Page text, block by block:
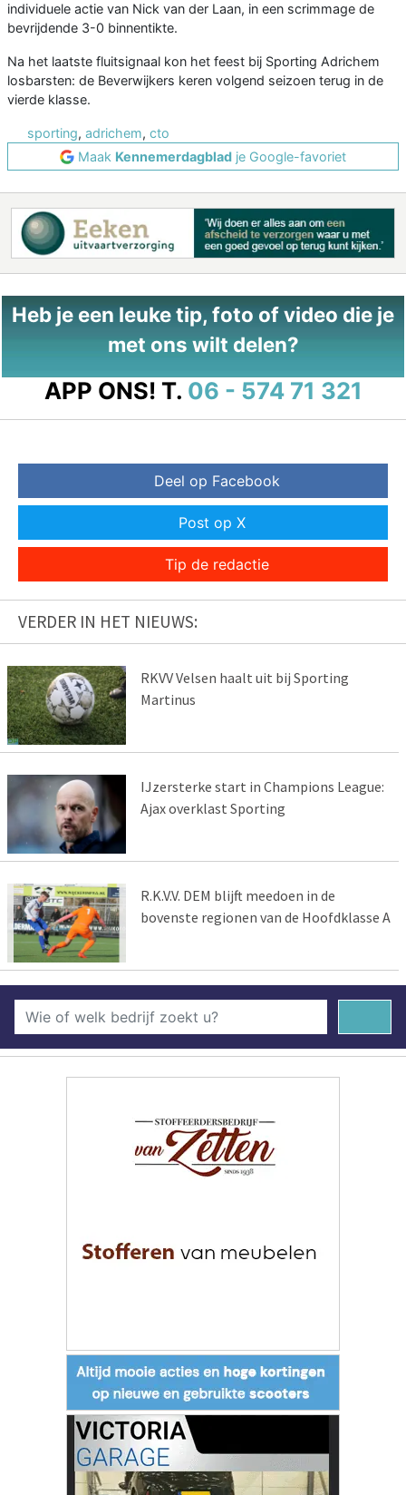
individuele actie van Nick van der Laan, in een scrimmage de
bevrijdende 3-0 binnentikte.
Na het laatste fluitsignaal kon het feest bij Sporting Adrichem
losbarsten: de Beverwijkers keren volgend seizoen terug in de
vierde klasse.
sporting, adrichem, cto
Maak Kennemerdagblad je Google-favoriet
Heb je een leuke tip, foto of video die je
met ons wilt delen?
APP ONS! T. 06 - 574 71 321
Deel op Facebook
Post op X
Tip de redactie
VERDER IN HET NIEUWS:
RKVV Velsen haalt uit bij Sporting
Martinus
IJzersterke start in Champions League:
Ajax overklast Sporting
R.K.V.V. DEM blijft meedoen in de
bovenste regionen van de Hoofdklasse A